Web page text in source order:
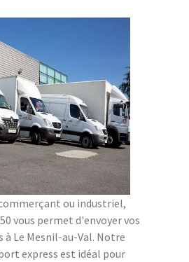
ou industriel,
50 vous permet d'envoyer vos
Le Mesnil-au-Val. Notre
express est idéal pour